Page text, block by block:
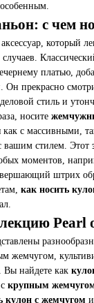
с чем
который
платью,
Он прекрасно
стиль и
носите
как с массивными,
вашим стилем. Этот
моментов,
штрих
как носить
Pearl
жемчугом,
Вы найдете как
крупным
кулон с жемчугом